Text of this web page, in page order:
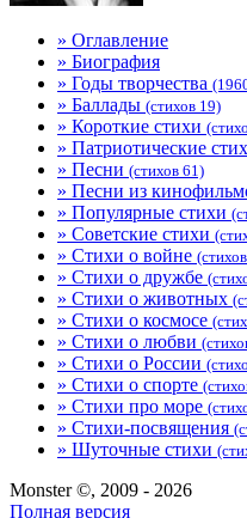
» Оглавление
» Биография
» Годы творчества
» Баллады (стихов 19)
» Короткие стихи
» Патриотические
» Песни (стихов 61)
» Песни из
» Популярные стихи
» Советские стихи
» Стихи о войне
» Стихи о дружбе
» Стихи о животных
» Стихи о космосе
» Стихи о любви
» Стихи о России
» Стихи о спорте
» Стихи про море
» Стихи-посвящения
» Шуточные стихи
Monster ©, 2009 - 2026
Полная версия